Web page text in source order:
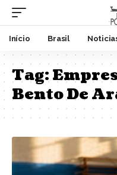
Início Brasil
Tag:
Bento De